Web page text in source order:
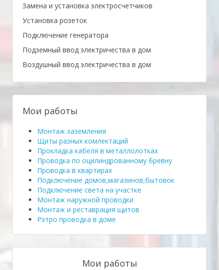
Замена и установка электросчетчиков
Установка розеток
Подключение генератора
Подземный ввод электричества в дом
Воздушный ввод электричества в дом
Мои работы
Монтаж заземления
Щиты разных комлектаций
Прокладка кабеля в металлолотках
Проводка по оцилиндрованному бревну
Проводка в квартирах
Подключение домов,магазинов,бытовок
Подключение света на участке
Монтаж наружной проводки
Монтаж и реставрация щитов
Рэтро проводка в доме
Мои работы